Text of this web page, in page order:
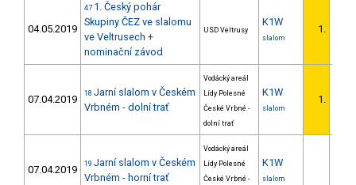
04.05.2019
47 1. Český pohár
Skupiny ČEZ ve slalomu
ve Veltrusech +
nominační závod
USD Veltrusy
K1W
slalom
1.
07.04.2019 18 Jarní slalom v Českém
Vrbném - dolní trať
Vodácký areál
Lídy Polesné
České Vrbné -
dolní trať
K1W
slalom
1.
07.04.2019 19 Jarní slalom v Českém
Vrbném - horní trať
Vodácký areál
Lídy Polesné
České Vrbné -
K1W
slalom